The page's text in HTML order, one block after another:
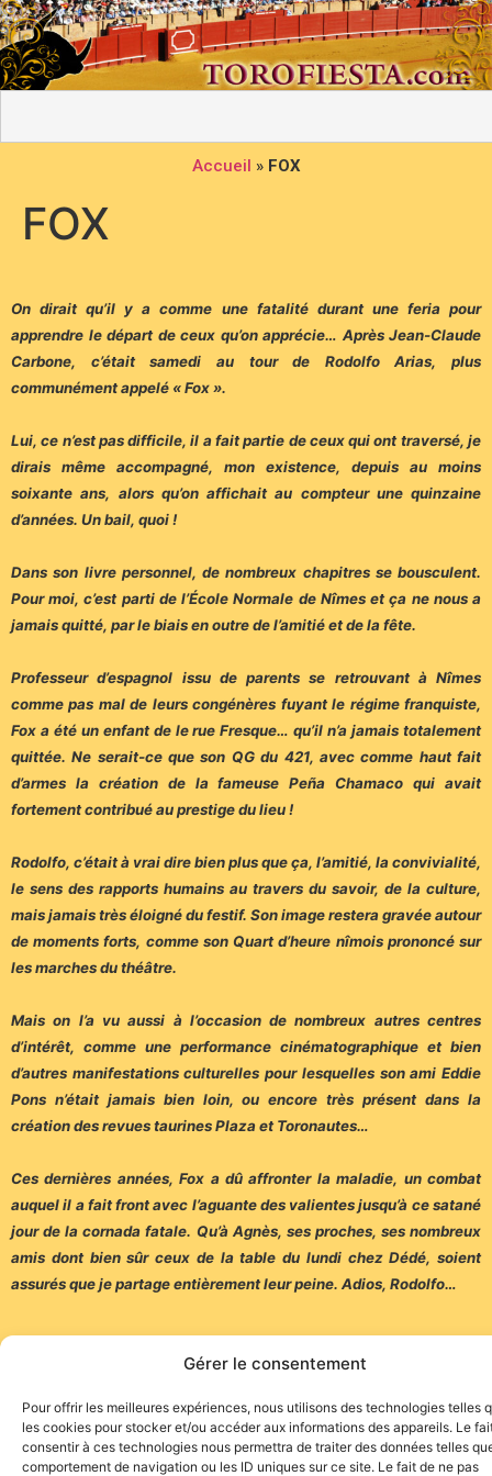
Gérer le consentement
Pour offrir les meilleures expériences, nous utilisons des technologies telles
les cookies pour stocker et/ou accéder aux informations des appareils. Le
consentir à ces technologies nous permettra de traiter des données telles
comportement de navigation ou les ID uniques sur ce site. Le fait de ne pas
Accueil » FOX
FOX
On dirait qu’il y a comme une fatalité durant une feria pour
apprendre le départ de ceux qu’on apprécie… Après Jean-Claude
Carbone, c’était samedi au tour de Rodolfo Arias, plus
communément appelé « Fox ».
Lui, ce n’est pas difficile, il a fait partie de ceux qui ont traversé, je
dirais même accompagné, mon existence, depuis au moins
soixante ans, alors qu’on affichait au compteur une quinzaine
d’années. Un bail, quoi !
Dans son livre personnel, de nombreux chapitres se bousculent.
Pour moi, c’est parti de l’École Normale de Nîmes et ça ne nous a
jamais quitté, par le biais en outre de l’amitié et de la fête.
Professeur d’espagnol issu de parents se retrouvant à Nîmes
comme pas mal de leurs congénères fuyant le régime franquiste,
Fox a été un enfant de le rue Fresque… qu’il n’a jamais totalement
quittée. Ne serait-ce que son QG du 421, avec comme haut fait
d’armes la création de la fameuse Peña Chamaco qui avait
fortement contribué au prestige du lieu !
Rodolfo, c’était à vrai dire bien plus que ça, l’amitié, la convivialité,
le sens des rapports humains au travers du savoir, de la culture,
mais jamais très éloigné du festif. Son image restera gravée autour
de moments forts, comme son Quart d’heure nîmois prononcé sur
les marches du théâtre.
Mais on l’a vu aussi à l’occasion de nombreux autres centres
d’intérêt, comme une performance cinématographique et bien
d’autres manifestations culturelles pour lesquelles son ami Eddie
Pons n’était jamais bien loin, ou encore très présent dans la
création des revues taurines Plaza et Toronautes…
Ces dernières années, Fox a dû affronter la maladie, un combat
auquel il a fait front avec l’aguante des valientes jusqu’à ce satané
jour de la cornada fatale. Qu’à Agnès, ses proches, ses nombreux
amis dont bien sûr ceux de la table du lundi chez Dédé, soient
assurés que je partage entièrement leur peine. Adios, Rodolfo…